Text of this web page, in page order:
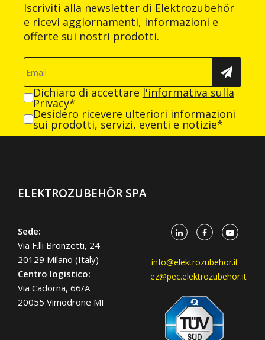
Iscriviti alla newsletter di Elektrozubehör
e ricevi aggiornamenti, informazioni e
offerte sui nostri prodotti.
Dichiaro di accettare l'informativa sulla
Privacy*
Desidero ricevere ulteriori informazioni
sui prodotti, servizi, eventi e notizie*
ELEKTROZUBEHÖR SPA
Sede:
Via F.lli Bronzetti, 24
20129 Milano (Italy)
Centro logistico:
Via Cadorna, 66/A
20055 Vimodrone MI
info@elektrozubehor.it
ez@pec.elektrozubehor.it